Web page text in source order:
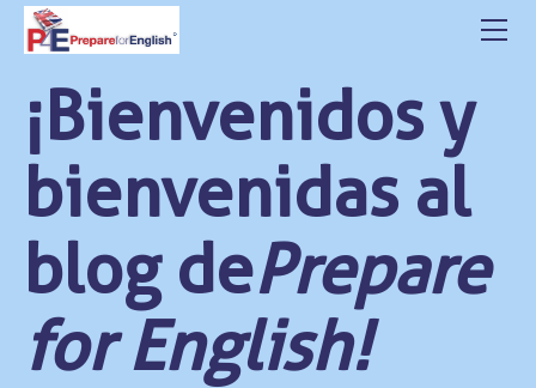
¡Bienvenidos y
bienvenidas al
blog dePrepare
for English!
CLASSES
CONTACT
STUDENT LOGIN
POLITICA DE PRIVACIDAD